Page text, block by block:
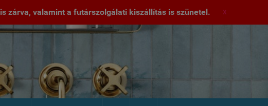
zárva, valamint a futárszolgálati kiszállítás is szünetel. X